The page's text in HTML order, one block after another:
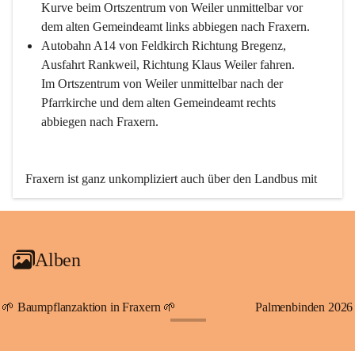
Kurve beim Ortszentrum von Weiler unmittelbar vor
dem alten Gemeindeamt links abbiegen nach Fraxern.
Autobahn A14 von Feldkirch Richtung Bregenz,
Ausfahrt Rankweil, Richtung Klaus Weiler fahren.
Im Ortszentrum von Weiler unmittelbar nach der
Pfarrkirche und dem alten Gemeindeamt rechts
abbiegen nach Fraxern.
Fraxern ist ganz unkompliziert auch über den Landbus mit
den öffentlichen Verkehrsmitteln zu erreichen. Die Linie
An Samstagen, Sonn- und Feiertagen können Sie bequem
persönlichen Linienbus zur gewünschten Zeit zu Ihrer
Haltestelle bestellen. Sowohl von Weiler kommend nach
Alben
🌱 Baumpflanzaktion in Fraxern 🌱 Palmenbinden 2026